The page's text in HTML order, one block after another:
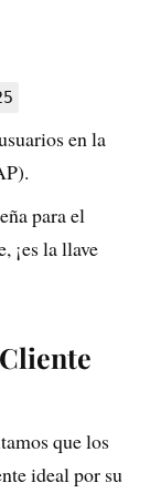
en la
para el
¡es la llave
que los
ideal por su